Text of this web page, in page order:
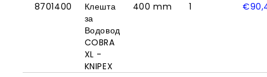
8701400
Клешта
за
Водовод
COBRA
XL -
KNIPEX
400 mm 1 €